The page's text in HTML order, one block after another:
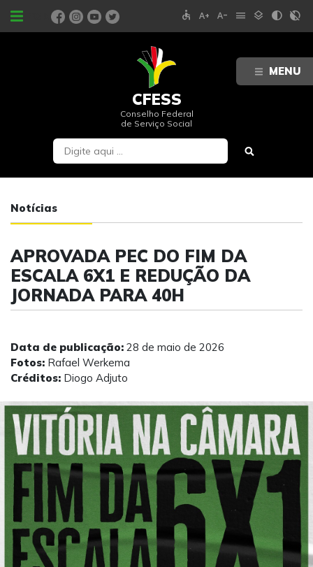
MENU
PORTAIS accessible text_increase text_decrease menu layers contrast contrast_rtl_off
CFESS
Conselho Federal
de Serviço Social
Notícias
APROVADA PEC DO FIM DA
ESCALA 6X1 E REDUÇÃO DA
JORNADA PARA 40H
Data de publicação: 28 de maio de 2026
Fotos: Rafael Werkema
Créditos: Diogo Adjuto